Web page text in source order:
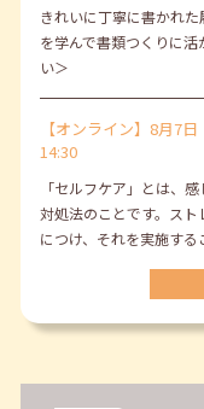
きれいに丁寧に書かれ
を学んで書類つくりに
い＞
【オンライン】8月7
14:30
「セルフケア」とは、
対処法のことです。ス
につけ、それを実施す